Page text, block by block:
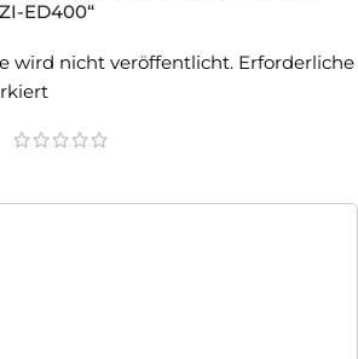
ED400“
wird nicht veröffentlicht. Erforderliche